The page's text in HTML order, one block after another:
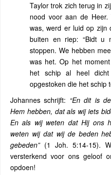
Taylor trok zich terug in
nood voor aan de
was, werd er luid op zijn
buiten en riep: “Bidt u
stoppen. We hebben
was het. Op het
het schip al heel
opgestoken die het schip
Johannes schrijft: “En dit is
Hem hebben, dat als wij iets
En als wij weten dat Hij ons
weten wij dat wij de beden
gebeden”(1 Joh. 5:14-15).
versterkend voor ons geloof
opdoen!